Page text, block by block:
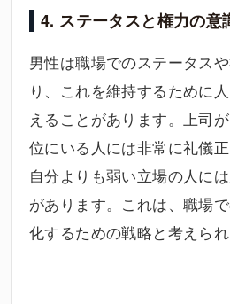
4. ステータスと権力の意
男性は職場でのステータス
り、これを維持するために
えることがあります。上司
位にいる人には非常に礼儀
自分よりも弱い立場の人に
があります。これは、職場
化するための戦略と考えられ